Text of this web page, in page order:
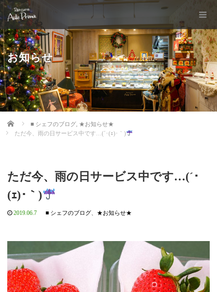
お知らせ
Home ■ シェフのブログ, ★お知らせ★
ただ今、雨の日サービス中です…(´･(ｪ)･｀)
ただ今、雨の日サービス中です…(´･
(ｪ)･｀)
2019.06.7 ■ シェフのブログ、 ★お知らせ★